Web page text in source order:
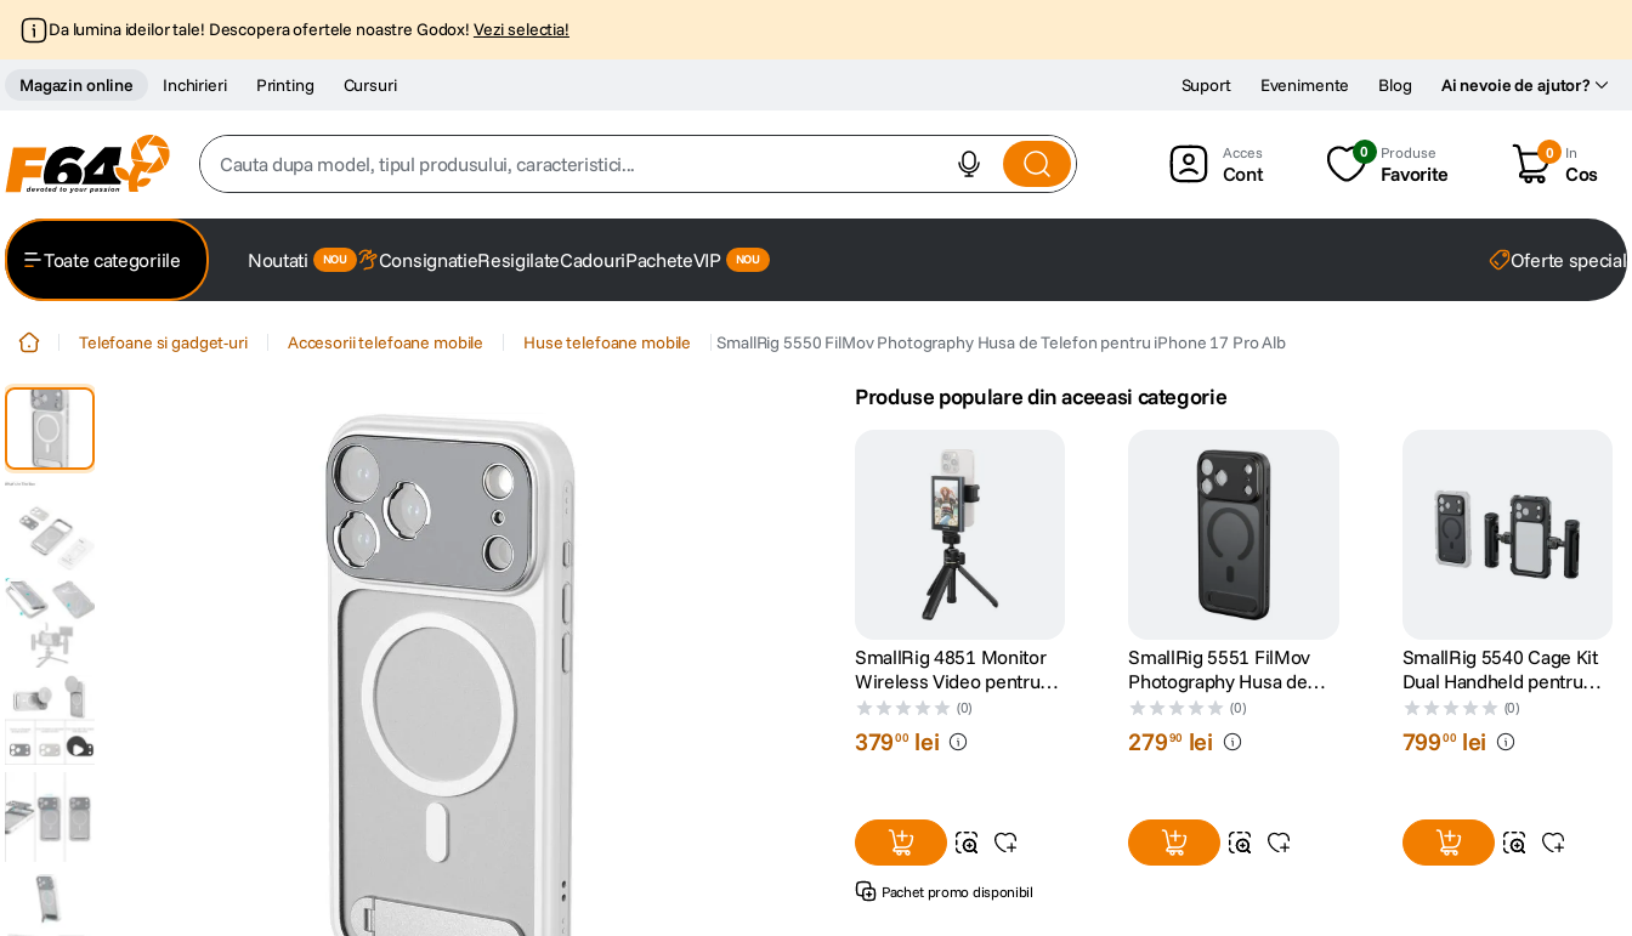
Da lumina ideilor tale! Descopera ofertele noastre Godox! Vezi selectia!
Magazin online Inchirieri Printing Cursuri Ai nevoie de ajutor?
Suport Evenimente Blog
Cauta dupa model, tipul produsului, caracteristici...
trepied
peak design
canon sx740 hs
lavaliera
card memorie
dji mic mini
Cont
0 Produse
Favorite
0 In
Cos
Toate categoriile Noutati ConsignatieResigilateCadouriPacheteVIP Oferte
Telefoane si gadget-uri Accesorii telefoane mobile Huse telefoane mobile SmallRig 5550 FilMov Photography Husa de Telefon pentru iPhone 17 Pro Alb
Produse populare din aceeasi categorie
SmallRig 4851 Monitor
Wireless Video pentru
Phone Vlog Kit
(0)
37900 lei
Pachet promo disponibil
SmallRig 5551 FilMov
Photography Husa de
Telefon pentru iPhone 17
Pro Max Negru
(0)
27990 lei
SmallRig 5540 Cage Kit
Dual Handheld pentru
iPhone 17 Pro
(0)
79900 lei